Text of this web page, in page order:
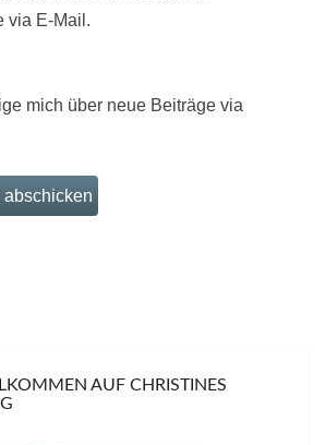
via E-Mail.
mich über neue Beiträge via
AUF CHRISTINES